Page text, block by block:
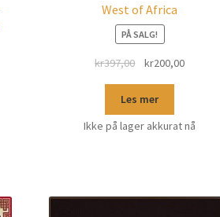
West of Africa
PÅ SALG!
kr397,00 kr200,00
Les mer
Ikke på lager akkurat nå